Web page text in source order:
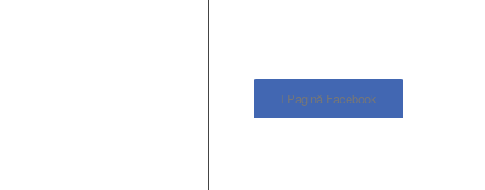
Pagină Facebook